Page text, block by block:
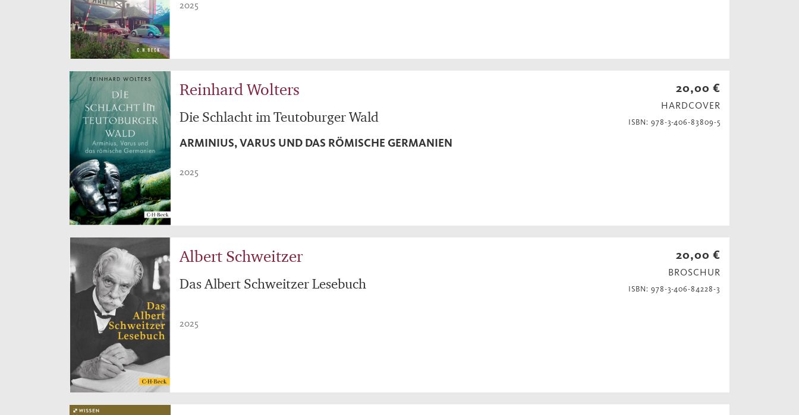
2025
Reinhard Wolters
Die Schlacht im Teutoburger Wald
ARMINIUS, VARUS UND DAS RÖMISCHE GERMANIEN
2025
20,00 €
HARDCOVER
ISBN: 978-3-406-83809-5
Albert Schweitzer
Das Albert Schweitzer Lesebuch
2025
20,00 €
BROSCHUR
ISBN: 978-3-406-84228-3